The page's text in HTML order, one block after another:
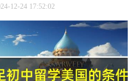
12-24 17:52:02